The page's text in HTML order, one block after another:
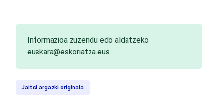
Informazioa zuzendu edo aldatzeko
euskara@eskoriatza.eus
Jaitsi argazki originala